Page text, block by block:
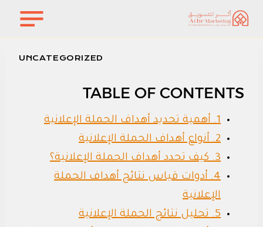
التجاوز
UNCATEGORIZED
TABLE OF CONTENTS
1. أهمية تحديد أهداف الحملة الإعلانية
2. أنواع أهداف الحملة الإعلانية
3. كيف تحدد أهداف الحملة الإعلانية؟
4. أدوات قياس نتائج أهداف الحملة
الإعلانية
5. تحليل نتائج الحملة الإعلانية